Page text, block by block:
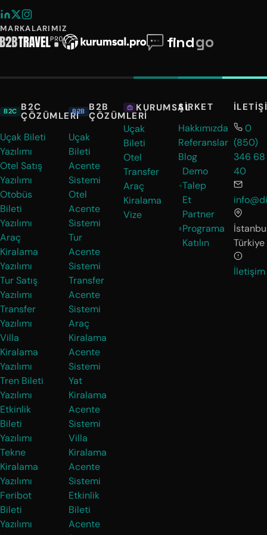
MARKALARIMIZ
B2C B2C
ÇÖZÜMLERI
Uçak Bileti
Yazılımı
Otel Satış
Yazılımı
Otobüs
Bileti
Yazılımı
Araç
Kiralama
Yazılımı
Tur Satış
Yazılımı
Transfer
Yazılımı
Villa
Kiralama
Yazılımı
Tren Bileti
Yazılımı
Etkinlik
Bileti
Yazılımı
Tekne
Kiralama
Yazılımı
Feribot
Bileti
Yazılımı
B2B B2B
ÇÖZÜMLERI
Uçak
Bileti
Acente
Sistemi
Otel
Acente
Sistemi
Tur
Acente
Sistemi
Transfer
Acente
Sistemi
Araç
Kiralama
Acente
Sistemi
Yat
Kiralama
Acente
Sistemi
Villa
Kiralama
Acente
Sistemi
Etkinlik
Bileti
Acente
KURUMSAL
Uçak
Bileti
Otel
Transfer
Araç
Kiralama
Vize
ŞIRKET
Hakkımızda
Referanslar
Blog
Demo
Talep
Et
Partner
Programa
Katılın
0
(850)
346 68
40
Türkiye
İletişim